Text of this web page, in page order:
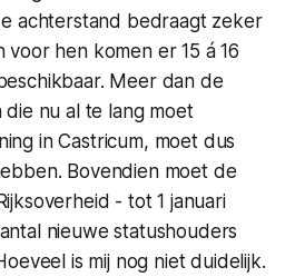
achterstand bedraagt zeker
hen komen er 15 á 16
Meer dan de
die nu al te lang moet
in Castricum, moet dus
Bovendien moet de
- tot 1 januari
nieuwe statushouders
is mij nog niet duidelijk.